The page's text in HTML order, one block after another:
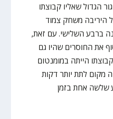
הגדול שאליו קבוצתו
היריבה משחק צמוד
ברבע השלישי. עם זאת,
את החוסרים שהיו גם
הייתה במומנטום
מקום לתת יותר דקות
שלשה אחת בזמן